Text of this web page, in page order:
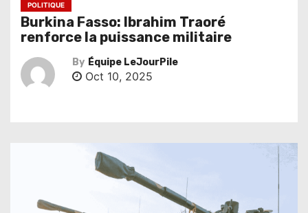
POLITIQUE
Burkina Fasso: Ibrahim Traoré
renforce la puissance militaire
By Équipe LeJourPile
Oct 10, 2025